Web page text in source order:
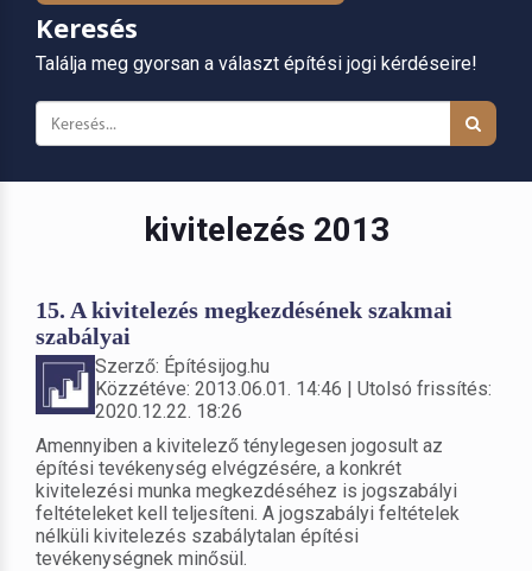
Keresés
Találja meg gyorsan a választ építési jogi kérdéseire!
kivitelezés 2013
15. A kivitelezés megkezdésének szakmai
szabályai
Szerző: Építésijog.hu
Közzétéve: 2013.06.01. 14:46 | Utolsó frissítés:
2020.12.22. 18:26
Amennyiben a kivitelező ténylegesen jogosult az
építési tevékenység elvégzésére, a konkrét
kivitelezési munka megkezdéséhez is jogszabályi
feltételeket kell teljesíteni. A jogszabályi feltételek
nélküli kivitelezés szabálytalan építési
tevékenységnek minősül.